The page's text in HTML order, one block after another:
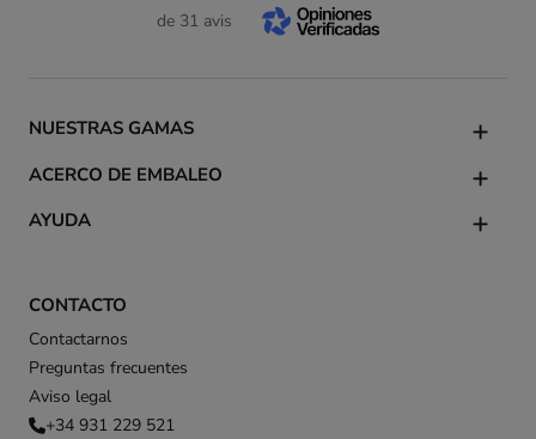
CONTACTO
Contactarnos
Preguntas frecuentes
Aviso legal
+34 931 229 521
NUESTRAS GAMAS
ACERCO DE EMBALEO
AYUDA
de 31 avis